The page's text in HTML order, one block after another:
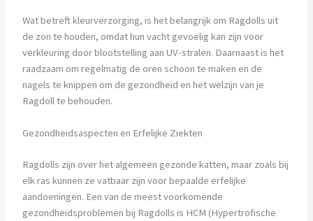
Wat betreft kleurverzorging, is het belangrijk om Ragdolls uit
de zon te houden, omdat hun vacht gevoelig kan zijn voor
verkleuring door blootstelling aan UV-stralen. Daarnaast is het
raadzaam om regelmatig de oren schoon te maken en de
nagels te knippen om de gezondheid en het welzijn van je
Ragdoll te behouden.
Gezondheidsaspecten en Erfelijke Ziekten
Ragdolls zijn over het algemeen gezonde katten, maar zoals bij
elk ras kunnen ze vatbaar zijn voor bepaalde erfelijke
aandoeningen. Een van de meest voorkomende
gezondheidsproblemen bij Ragdolls is HCM (Hypertrofische